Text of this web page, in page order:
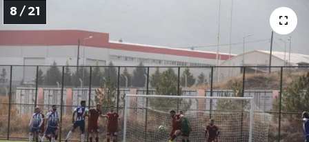
8 / 21